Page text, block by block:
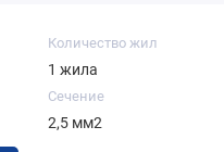
Количество жил
1 жила
Сечение
2,5 мм2